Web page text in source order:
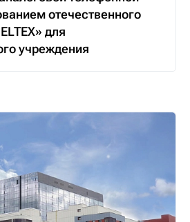
отечественного
для
учреждения